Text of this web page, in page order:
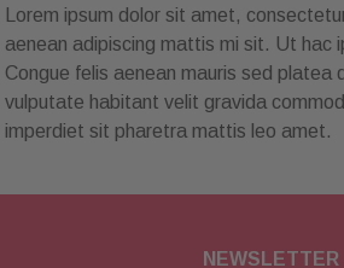
Lorem ipsum dolor sit amet,
aenean adipiscing mattis mi sit. Ut hac
Congue felis aenean mauris sed platea
vulputate habitant velit gravida
imperdiet sit pharetra mattis leo amet.
NEWSLETTER